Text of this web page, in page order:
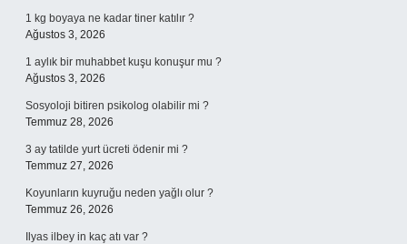
1 kg boyaya ne kadar tiner katılır ?
Ağustos 3, 2026
1 aylık bir muhabbet kuşu konuşur mu ?
Ağustos 3, 2026
Sosyoloji bitiren psikolog olabilir mi ?
Temmuz 28, 2026
3 ay tatilde yurt ücreti ödenir mi ?
Temmuz 27, 2026
Koyunların kuyruğu neden yağlı olur ?
Temmuz 26, 2026
Ilyas ilbey in kaç atı var ?